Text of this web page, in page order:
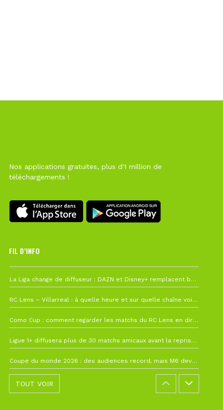
Nos applications gratuites, plus d'1 million de
téléchargements !
FIL D’INFO
La Liga change de diffuseur : DAZN et Disney+ remplacent beIN Sports !
RC Lens – Villarreal : à quelle heure et sur quelle chaîne voir la finale de la Como Cup ?
Como Cup : comment regarder les matchs du RC Lens en direct ?
Ligue 1+ diffusera plus de 30 matchs amicaux avant la reprise de la Ligue 1
Coupe du monde 2026 : des audiences record, mais M6 devrait perdre très gros !
TOUT VOIR